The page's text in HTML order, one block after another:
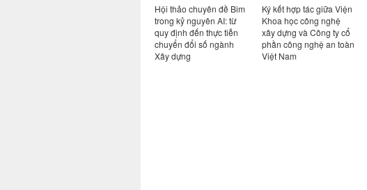
Hội thảo chuyên đề Bim
trong kỷ nguyên AI: từ
quy định đến thực tiễn
chuyển đổi số ngành
Xây dựng
Ký kết hợp tác giữa Viện
Khoa học công nghệ
xây dựng và Công ty cổ
phần công nghệ an toàn
Việt Nam